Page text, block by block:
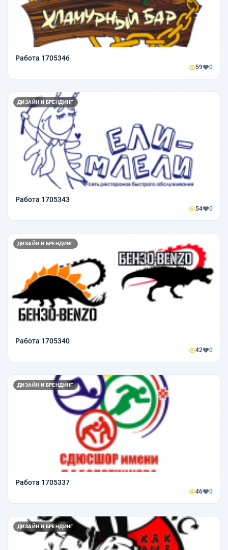
Работа 1705346
59 0
ДИЗАЙН И БРЕНДИНГ
Работа 1705343
54 0
ДИЗАЙН И БРЕНДИНГ
Работа 1705340
42 0
ДИЗАЙН И БРЕНДИНГ
Работа 1705337
46 0
ДИЗАЙН И БРЕНДИНГ